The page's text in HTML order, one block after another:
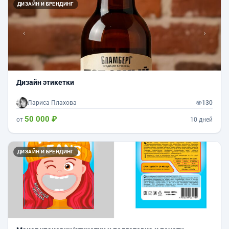
ДИЗАЙН И БРЕНДИНГ
Дизайн этикетки
Лариса Плахова 130
от 50 000 ₽ 10 дней
ДИЗАЙН И БРЕНДИНГ